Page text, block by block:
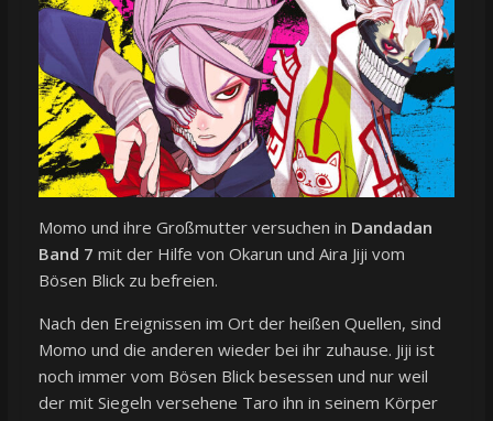
Momo und ihre Großmutter versuchen in Dandadan
Band 7 mit der Hilfe von Okarun und Aira Jiji vom
Bösen Blick zu befreien.
Nach den Ereignissen im Ort der heißen Quellen, sind
Momo und die anderen wieder bei ihr zuhause. Jiji ist
noch immer vom Bösen Blick besessen und nur weil
der mit Siegeln versehene Taro ihn in seinem Körper